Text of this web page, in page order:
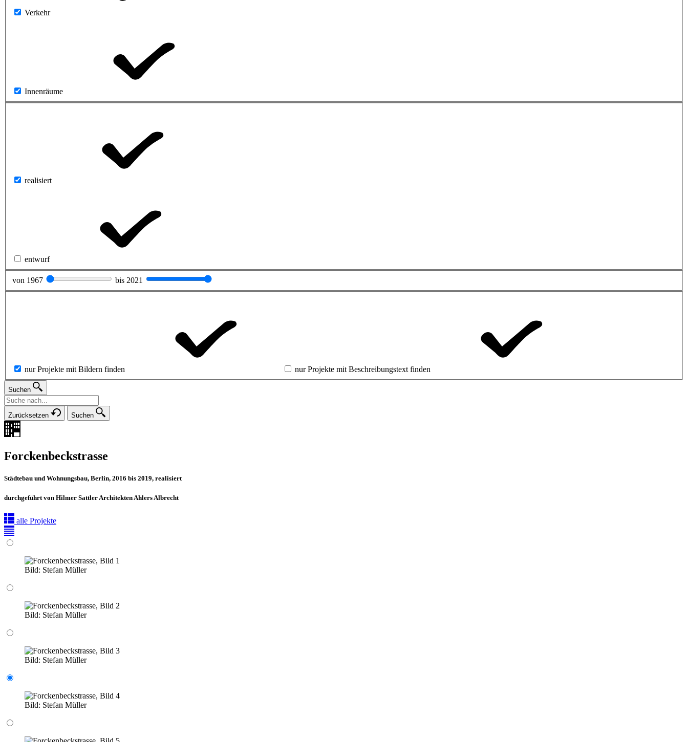
Verkehr
Innenräume
realisiert
entwurf
von 1967 bis 2021
nur Projekte mit Bildern finden nur Projekte mit Beschreibungstext finden
Suchen
Zurücksetzen Suchen
Forckenbeckstrasse
Städtebau und Wohnungsbau, Berlin, 2016 bis 2019, realisiert
durchgeführt von Hilmer Sattler Architekten Ahlers Albrecht
alle Projekte
Bild: Stefan Müller
Bild: Stefan Müller
Bild: Stefan Müller
Bild: Stefan Müller